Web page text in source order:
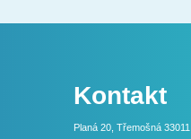
Kontakt
Planá 20, Třemošná 33011